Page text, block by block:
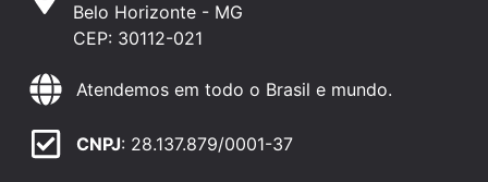
Belo Horizonte - MG
CEP: 30112-021
Atendemos em todo o Brasil e mundo.
CNPJ: 28.137.879/0001-37